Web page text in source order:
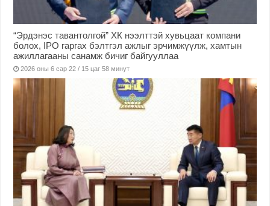
“Эрдэнэс тавантолгой” ХК нээлттэй хувьцаат компани
болох, IPO гаргах бэлтгэл ажлыг эрчимжүүлж, хамтын
ажиллагааны санамж бичиг байгууллаа
2026 оны 6 сар 22 / 15 цаг 58 минут